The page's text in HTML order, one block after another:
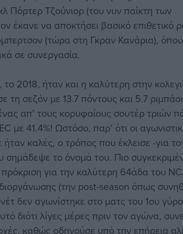
Πόρτερ Τζούνιορ (του νυν παίκτη των
έκανε να αποκτήσει βασικό επιθετικό
(τώρα στη Γκραν Κανάρια),
σε συνεργασία.
2018, ήταν και η καλύτερη στην
τη σεζόν με 13.7 πόντους και 5.7
απ’ τους κορυφαίους σουτέρ τριών
με 41.4%! Ωστόσο, παρ’ ότι οι
καλές, ο τρόπος που έκλεισε -για
σημάδεψε το όνομά του. Πιο
πρόκριση για την καλύτερη 64άδα του
(την post-season όπως
δεν αγωνίστηκε στο ματς του 1ου
διότι λίγες μέρες πριν τον αγώνα,
καθώς οδηγούσε υπό την επήρεια